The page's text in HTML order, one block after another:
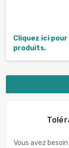
Cliquez ici
produits.
Vous avez